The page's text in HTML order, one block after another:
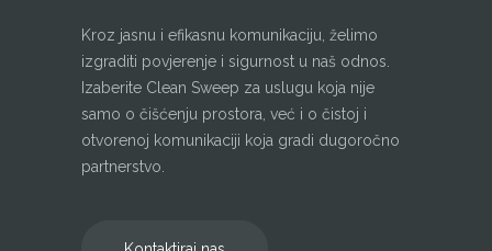
Kroz jasnu i efikasnu komunikaciju, želimo
izgraditi povjerenje i sigurnost u naš odnos.
Izaberite Clean Sweep za uslugu koja nije
samo o čišćenju prostora, već i o čistoj i
otvorenoj komunikaciji koja gradi dugoročno
partnerstvo.